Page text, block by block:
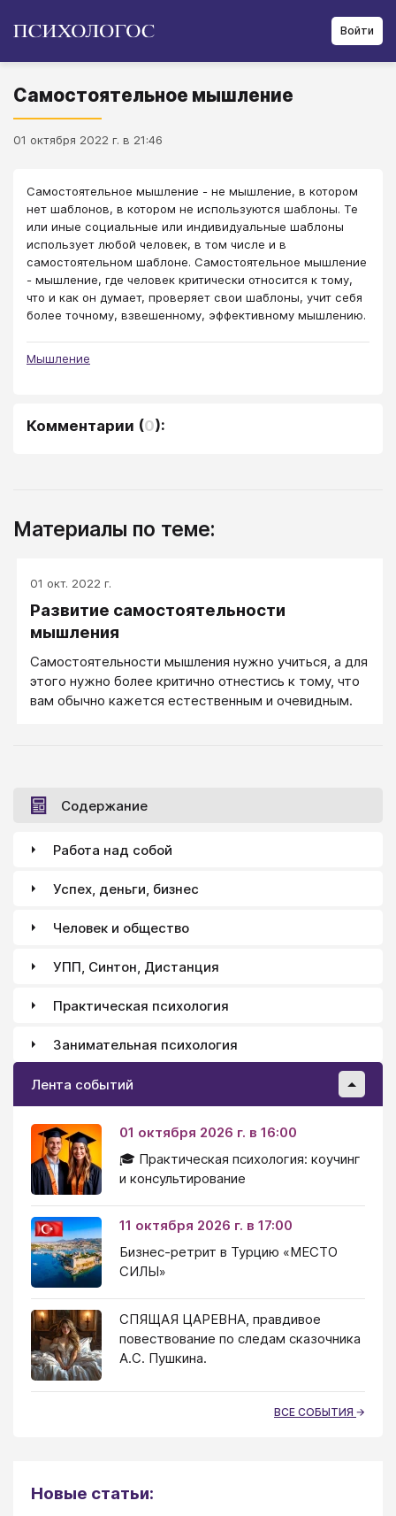
Войти
Самостоятельное мышление
01 октября 2022 г. в 21:46
Самостоятельное мышление - не мышление, в котором
нет шаблонов, в котором не используются шаблоны. Те
или иные социальные или индивидуальные шаблоны
использует любой человек, в том числе и в
самостоятельном шаблоне. Самостоятельное мышление
- мышление, где человек критически относится к тому,
что и как он думает, проверяет свои шаблоны, учит себя
более точному, взвешенному, эффективному мышлению.
Мышление
Комментарии (0):
Материалы по теме:
01 окт. 2022 г.
Развитие самостоятельности
мышления
Самостоятельности мышления нужно учиться, а для
этого нужно более критично отнестись к тому, что
вам обычно кажется естественным и очевидным.
Содержание
Работа над собой
Успех, деньги, бизнес
Человек и общество
УПП, Синтон, Дистанция
Практическая психология
Занимательная психология
Лента событий
01 октября 2026 г. в 16:00
🎓 Практическая психология: коучинг
и консультирование
11 октября 2026 г. в 17:00
Бизнес-ретрит в Турцию «МЕСТО
СИЛЫ»
СПЯЩАЯ ЦАРЕВНА, правдивое
повествование по следам сказочника
А.С. Пушкина.
ВСЕ СОБЫТИЯ
Новые статьи: